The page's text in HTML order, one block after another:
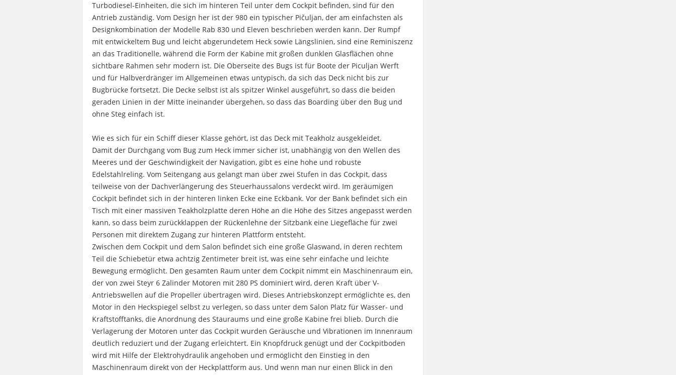
Turbodiesel-Einheiten, die sich im hinteren Teil unter dem Cockpit befinden, sind für den
Antrieb zuständig. Vom Design her ist der 980 ein typischer Pičuljan, der am einfachsten als
Designkombination der Modelle Rab 830 und Eleven beschrieben werden kann. Der Rumpf
mit entwickeltem Bug und leicht abgerundetem Heck sowie Längslinien, sind eine Reminiszenz
an das Traditionelle, während die Form der Kabine mit großen dunklen Glasflächen ohne
sichtbare Rahmen sehr modern ist. Die Oberseite des Bugs ist für Boote der Piculjan Werft
und für Halbverdränger im Allgemeinen etwas untypisch, da sich das Deck nicht bis zur
Bugbrücke fortsetzt. Die Decke selbst ist als spitzer Winkel ausgeführt, so dass die beiden
geraden Linien in der Mitte ineinander übergehen, so dass das Boarding über den Bug und
ohne Steg einfach ist.
Wie es sich für ein Schiff dieser Klasse gehört, ist das Deck mit Teakholz ausgekleidet.
Damit der Durchgang vom Bug zum Heck immer sicher ist, unabhängig von den Wellen des
Meeres und der Geschwindigkeit der Navigation, gibt es eine hohe und robuste
Edelstahlreling. Vom Seitengang aus gelangt man über zwei Stufen in das Cockpit, dass
teilweise von der Dachverlängerung des Steuerhaussalons verdeckt wird. Im geräumigen
Cockpit befindet sich in der hinteren linken Ecke eine Eckbank. Vor der Bank befindet sich ein
Tisch mit einer massiven Teakholzplatte deren Höhe an die Höhe des Sitzes angepasst werden
kann, so dass beim zurückklappen der Rückenlehne der Sitzbank eine Liegefläche für zwei
Personen mit direktem Zugang zur hinteren Plattform entsteht.
Zwischen dem Cockpit und dem Salon befindet sich eine große Glaswand, in deren rechtem
Teil die Schiebetür etwa achtzig Zentimeter breit ist, was eine sehr einfache und leichte
Bewegung ermöglicht. Den gesamten Raum unter dem Cockpit nimmt ein Maschinenraum ein,
der von zwei Steyr 6 Zalinder Motoren mit 280 PS dominiert wird, deren Kraft über V-
Antriebswellen auf die Propeller übertragen wird. Dieses Antriebskonzept ermöglichte es, den
Motor in den Heckspiegel selbst zu verlegen, so dass unter dem Salon Platz für Wasser- und
Kraftstofftanks, die Anordnung des Stauraums und eine große Kabine frei blieb. Durch die
Verlagerung der Motoren unter das Cockpit wurden Geräusche und Vibrationen im Innenraum
deutlich reduziert und der Zugang erleichtert. Ein Knopfdruck genügt und der Cockpitboden
wird mit Hilfe der Elektrohydraulik angehoben und ermöglicht den Einstieg in den
Maschinenraum direkt von der Heckplattform aus. Und wenn man nur einen Blick in den